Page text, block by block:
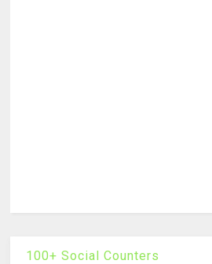
100+ Social Counters